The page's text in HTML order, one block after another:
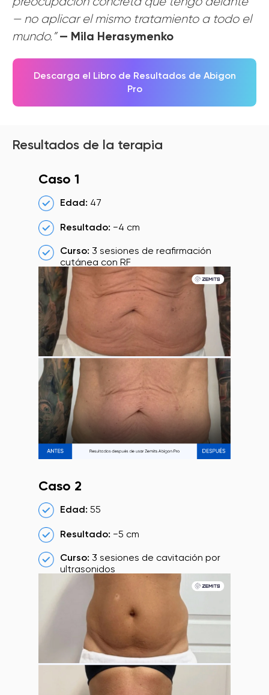
— no aplicar el mismo tratamiento a todo el
mundo.”— Mila Herasymenko
Descarga el Libro de Resultados de Abigon
Pro
Resultados de la terapia
Caso 1
Edad: 47
Resultado: −4 cm
Curso: 3 sesiones de reafirmación
cutánea con RF
Caso 2
Edad: 55
Resultado: −5 cm
Curso: 3 sesiones de cavitación por
ultrasonidos